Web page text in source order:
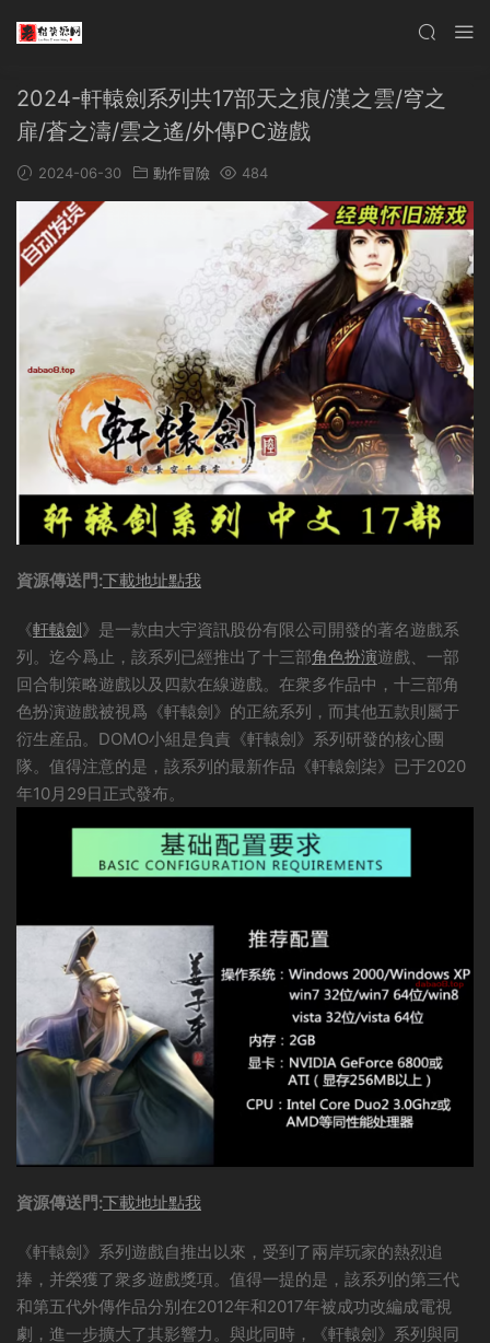
2024-軒轅劍系列共17部天之痕/漢之雲/穹之
扉/蒼之濤/雲之遙/外傳PC遊戲
2024-06-30 動作冒險 484
資源傳送門:下載地址點我
《軒轅劍》是一款由大宇資訊股份有限公司開發的著名遊戲系
列。迄今爲止，該系列已經推出了十三部角色扮演遊戲、一部
回合制策略遊戲以及四款在線遊戲。在衆多作品中，十三部角
色扮演遊戲被視爲《軒轅劍》的正統系列，而其他五款則屬于
衍生産品。DOMO小組是負責《軒轅劍》系列研發的核心團
隊。值得注意的是，該系列的最新作品《軒轅劍柒》已于2020
年10月29日正式發布。
資源傳送門:下載地址點我
《軒轅劍》系列遊戲自推出以來，受到了兩岸玩家的熱烈追
捧，并榮獲了衆多遊戲獎項。值得一提的是，該系列的第三代
和第五代外傳作品分别在2012年和2017年被成功改編成電視
劇，進一步擴大了其影響力。與此同時，《軒轅劍》系列與同